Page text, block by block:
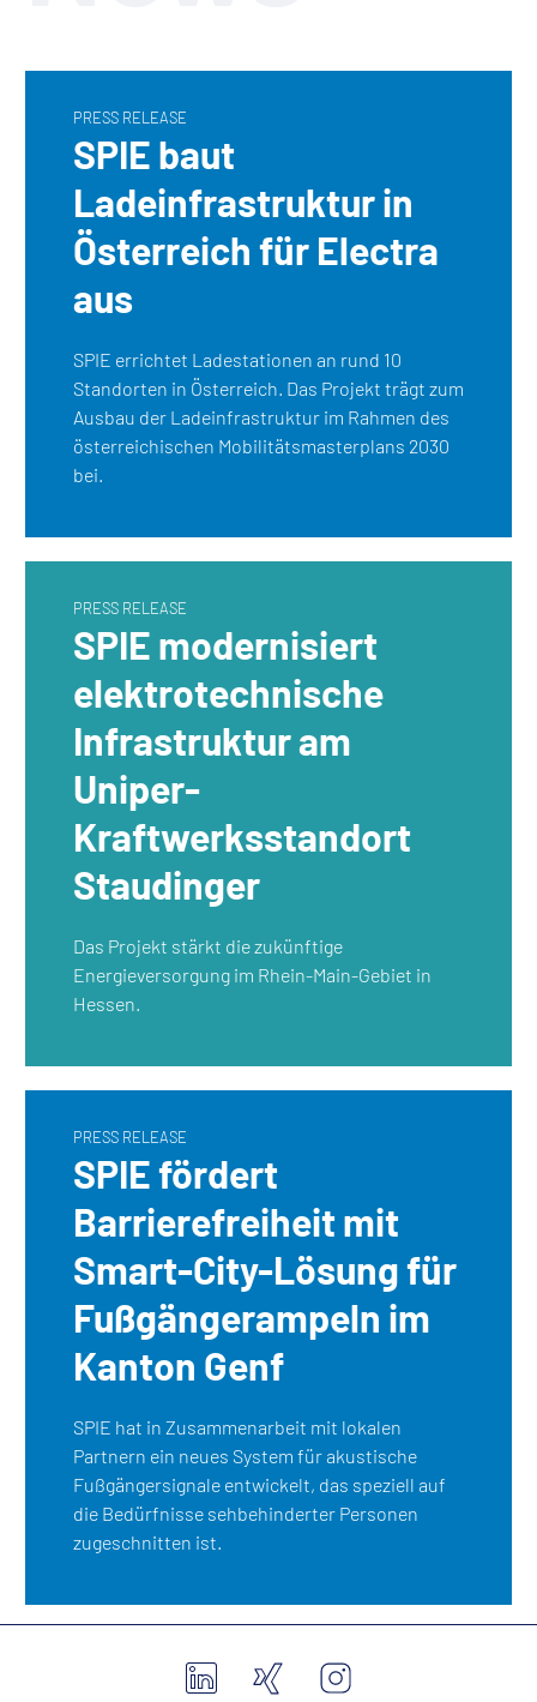
PRESS RELEASE
SPIE baut
Ladeinfrastruktur in
Österreich für Electra
aus
SPIE errichtet Ladestationen an rund 10
Standorten in Österreich. Das Projekt trägt zum
Ausbau der Ladeinfrastruktur im Rahmen des
österreichischen Mobilitätsmasterplans 2030
bei.
PRESS RELEASE
SPIE modernisiert
elektrotechnische
Infrastruktur am
Uniper-
Kraftwerksstandort
Staudinger
Das Projekt stärkt die zukünftige
Energieversorgung im Rhein-Main-Gebiet in
Hessen.
PRESS RELEASE
SPIE fördert
Barrierefreiheit mit
Smart-City-Lösung für
Fußgängerampeln im
Kanton Genf
SPIE hat in Zusammenarbeit mit lokalen
Partnern ein neues System für akustische
Fußgängersignale entwickelt, das speziell auf
die Bedürfnisse sehbehinderter Personen
zugeschnitten ist.